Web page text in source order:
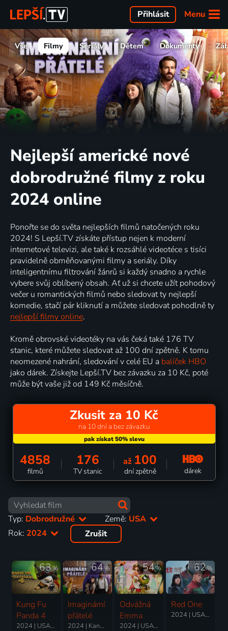
Menu
Přihlásit
Vše Filmy Seriály Dětem Dokumenty
Nejlepší americké nové
dobrodružné filmy z roku
2024 online
Ponořte se do světa nejlepších filmů natočených roku
2024! S Lepší.TV získáte přístup nejen k moderní
internetové televizi, ale také k rozsáhlé videotéce s tisíci
pravidelně obměňovanými filmy a seriály. Díky
inteligentnímu filtrování žánrů si každý snadno a rychle
vybere svůj oblíbený obsah. Ať už si chcete užít pohodový
večer u romantických filmů nebo sledovat ty nejlepší
komedie, stačí pár kliknutí a můžete sledovat pohodlně ty
nejlepší filmy online.
Kromě obrovské videotéky na vás čeká také 176 TV
stanic, které můžete sledovat až 100 dní zpětně. K tomu
neomezené nahrání, sledování v celé EU a balíček HBO
jako dárek. Získejte Lepší.TV bez závazku za 10 Kč, poté
může být vaše již od 149 Kč měsíčně.
Zkusit za 10 Kč
na 10 dní a bez závazku
4858
filmů
176
TV stanic
až 100
dní zpětně dárek
Typ: Dobrodružné Země: USA
Rok: 2024 Zrušit
63%
Kung Fu
Panda 4
2024 | USA, Čína | Akční, Animovaný, Dobrodružný, Fantasy, Komedie, Rodinný
64%
Imaginární
přátelé
2024 | Kanada, USA | Komedie, Dobrodružný, Fantasy, Rodinný
54%
Odvážná
Emma
2024 | USA, Čína, Irsko | Animovaný, Dobrodružný, Rodinný
62%
Red One
2024 | USA | Akční, Dobrodružný, Fantasy, Komedie, Mysteriózní